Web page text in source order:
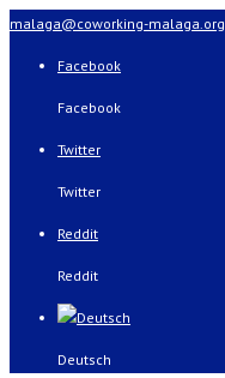
malaga@coworking-malaga.org
Facebook
Facebook
Twitter
Twitter
Reddit
Reddit
Deutsch